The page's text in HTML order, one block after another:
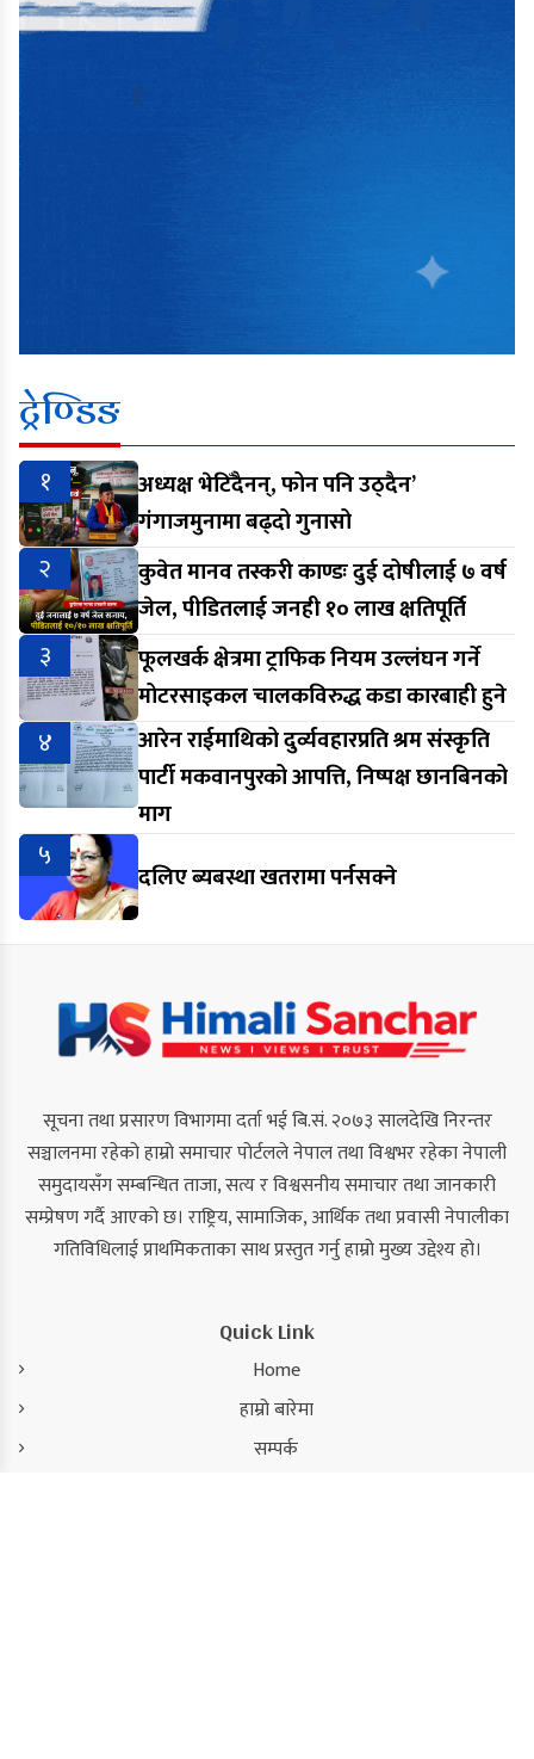
ट्रेण्डिङ
१
अध्यक्ष भेटिँदैनन्, फोन पनि उठ्दैन’
गंगाजमुनामा बढ्दो गुनासो
२
कुवेत मानव तस्करी काण्डः दुई दोषीलाई ७ वर्ष
जेल, पीडितलाई जनही १० लाख क्षतिपूर्ति
३
फूलखर्क क्षेत्रमा ट्राफिक नियम उल्लंघन गर्ने
मोटरसाइकल चालकविरुद्ध कडा कारबाही हुने
४
आरेन राईमाथिको दुर्व्यवहारप्रति श्रम संस्कृति
पार्टी मकवानपुरको आपत्ति, निष्पक्ष छानबिनको
माग
५
दलिए ब्यबस्था खतरामा पर्नसक्ने
सूचना तथा प्रसारण विभागमा दर्ता भई बि.सं. २०७३ सालदेखि निरन्तर
सञ्चालनमा रहेको हाम्रो समाचार पोर्टलले नेपाल तथा विश्वभर रहेका नेपाली
समुदायसँग सम्बन्धित ताजा, सत्य र विश्वसनीय समाचार तथा जानकारी
सम्प्रेषण गर्दै आएको छ। राष्ट्रिय, सामाजिक, आर्थिक तथा प्रवासी नेपालीका
गतिविधिलाई प्राथमिकताका साथ प्रस्तुत गर्नु हाम्रो मुख्य उद्देश्य हो।
Quick Link
Home
हाम्रो बारेमा
सम्पर्क